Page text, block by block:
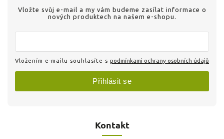
Kontakt
Vložte svůj e-mail a my vám budeme zasílat informace o
nových produktech na našem e-shopu.
Vložením e-mailu souhlasíte s podmínkami ochrany osobních údajů
Přihlásit se